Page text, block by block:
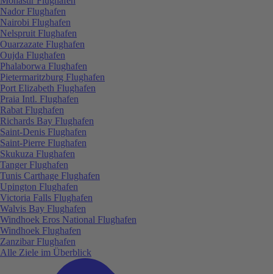
Nador Flughafen
Nairobi Flughafen
Nelspruit Flughafen
Ouarzazate Flughafen
Oujda Flughafen
Phalaborwa Flughafen
Pietermaritzburg Flughafen
Port Elizabeth Flughafen
Praia Intl. Flughafen
Rabat Flughafen
Richards Bay Flughafen
Saint-Denis Flughafen
Saint-Pierre Flughafen
Skukuza Flughafen
Tanger Flughafen
Tunis Carthage Flughafen
Upington Flughafen
Victoria Falls Flughafen
Walvis Bay Flughafen
Windhoek Eros National Flughafen
Windhoek Flughafen
Zanzibar Flughafen
Alle Ziele im Überblick